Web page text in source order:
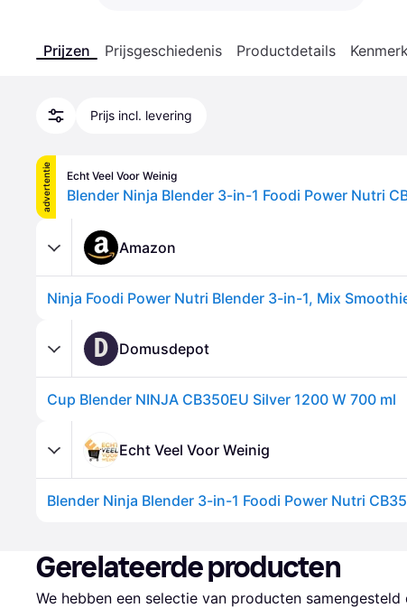
Prijzen Prijsgeschiedenis Productdetails
Prijs incl. levering
advertentie Echt Veel Voor Weinig
Blender Ninja Blender 3-in-1 Foodi Power Nutri
Amazon
D Domusdepot
Cup Blender NINJA CB350EU Silver 1200 W 700 ml
Echt Veel Voor Weinig
Blender Ninja Blender 3-in-1 Foodi Power Nutri
Gerelateerde producten
We hebben een selectie van producten